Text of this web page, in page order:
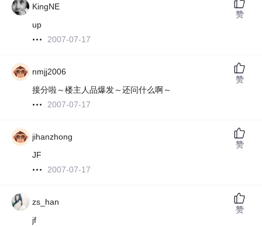
KingNE
up
2007-07-17
赞
nmjj2006
接分啦～楼主人品爆发～还问什么啊～
2007-07-17
赞
jihanzhong
JF
2007-07-17
赞
zs_han
jf
赞